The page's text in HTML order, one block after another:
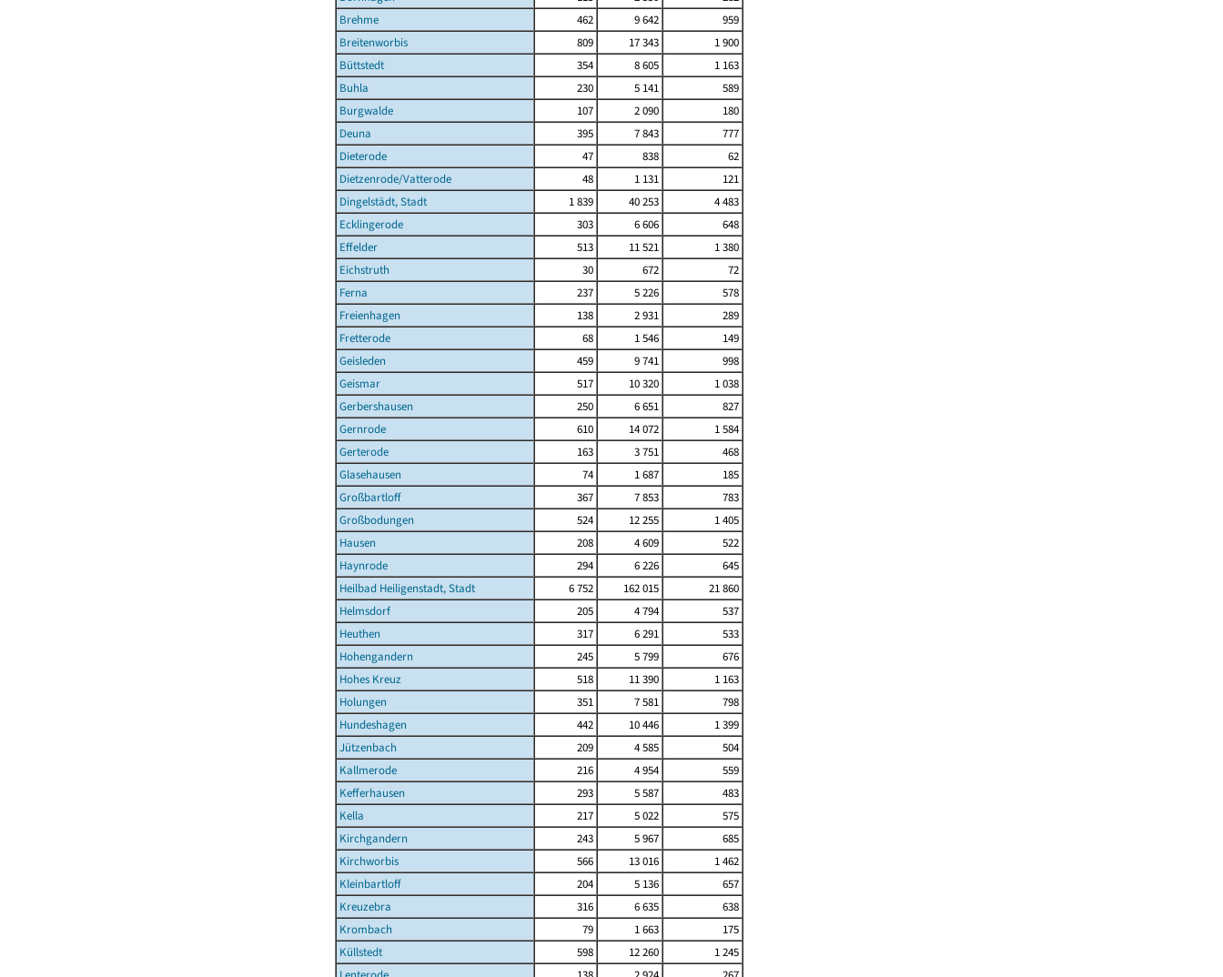
Brehme
462 9 642
959
Breitenworbis
809 17 343
1 900
Büttstedt
354 8 605
1 163
Buhla
230 5 141
589
Burgwalde
107 2 090
180
Deuna
395 7 843
777
Dieterode
47 838
62
Dietzenrode/Vatterode
48 1 131
121
Dingelstädt, Stadt
1 839 40 253
4 483
Ecklingerode
303 6 606
648
Effelder
513 11 521
1 380
Eichstruth
30 672
72
Ferna
237 5 226
578
Freienhagen
138 2 931
289
Fretterode
68 1 546
149
Geisleden
459 9 741
998
Geismar
517 10 320
1 038
Gerbershausen
250 6 651
827
Gernrode
610 14 072
1 584
Gerterode
163 3 751
468
Glasehausen
74 1 687
185
Großbartloff
367 7 853
783
Großbodungen
524 12 255
1 405
Hausen
208 4 609
522
Haynrode
294 6 226
645
Heilbad Heiligenstadt, Stadt
6 752 162 015
21 860
Helmsdorf
205 4 794
537
Heuthen
317 6 291
533
Hohengandern
245 5 799
676
Hohes Kreuz
518 11 390
1 163
Holungen
351 7 581
798
Hundeshagen
442 10 446
1 399
Jützenbach
209 4 585
504
Kallmerode
216 4 954
559
Kefferhausen
293 5 587
483
Kella
217 5 022
575
Kirchgandern
243 5 967
685
Kirchworbis
566 13 016
1 462
Kleinbartloff
204 5 136
657
Kreuzebra
316 6 635
638
Krombach
79 1 663
175
Küllstedt
598 12 260
1 245